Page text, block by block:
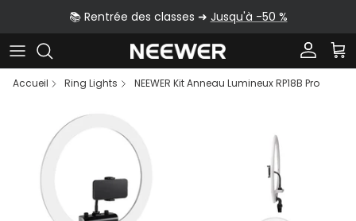
Aller au contenu📚 Rentrée des classes ➜ Jusqu'à -50 %
Compte
Accueil
Ring Lights NEEWER Kit Anneau Lumineux RP18B Pro
Passer aux informations produits